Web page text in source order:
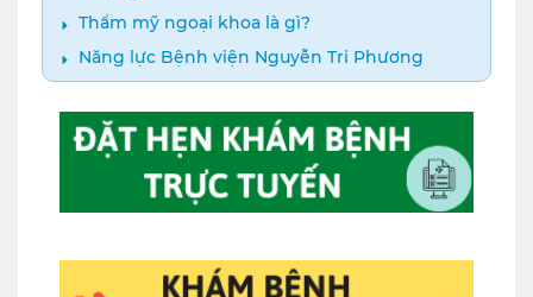
Thẩm mỹ ngoại khoa là gì?
Năng lực Bệnh viện Nguyễn Tri Phương